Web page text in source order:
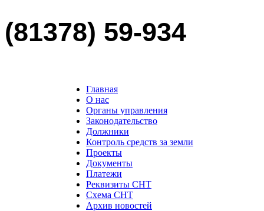
(81378) 59-934
Главная
О нас
Органы управления
Законодательство
Должники
Контроль средств за земли
Проекты
Документы
Платежи
Реквизиты СНТ
Схема СНТ
Архив новостей